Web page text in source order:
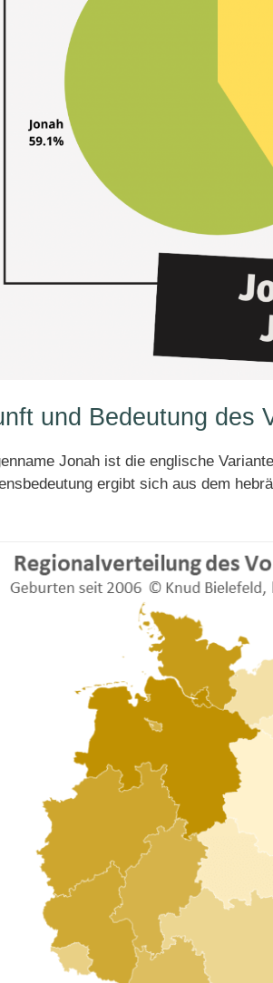
und Bedeutung des
Jonah ist die englische
ergibt sich aus dem